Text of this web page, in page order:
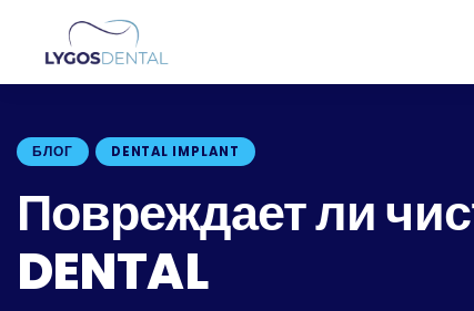
БЛОГ DENTAL IMPLANT
Повреждает ли
DENTAL